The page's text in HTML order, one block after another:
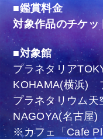
■鑑賞料金
対象作品のチケッ
■対象館
プラネタリア
KOHAMA(横浜)
プラネタリウム
NAGOYA(名古屋)
※カフェ「Cafe